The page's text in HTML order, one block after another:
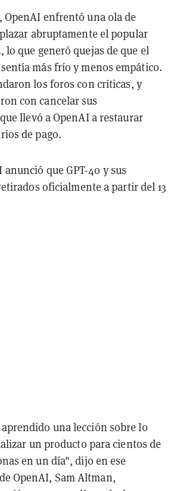
OpenAI enfrentó una ola de
abruptamente el popular
lo que generó quejas de que el
más frío y menos empático.
los foros con críticas, y
con cancelar sus
llevó a OpenAI a restaurar
de pago.
que GPT-4o y sus
oficialmente a partir del 13
una lección sobre lo
un producto para cientos de
en un día", dijo en ese
OpenAI, Sam Altman,